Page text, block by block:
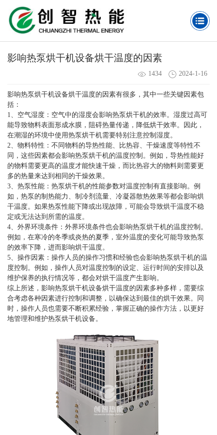
影响热泵烘干机设备烘干温度的因素
1434 2024-1-16
影响热泵烘干机设备烘干温度的因素有很多，其中一些关键因素包
括：
1、空气湿度：空气中的湿度会影响热泵烘干机的效率。湿度过高可
能导致物料表面形成水膜，阻碍热量传递，降低烘干效率。因此，
在潮湿的环境中使用热泵烘干机需要特别注意控制湿度。
2、物料特性：不同物料的导热性能、比热容、干燥速度等特性不
同，这些因素都会影响热泵烘干机的温度控制。例如，导热性能好
的物料需要更高的温度才能快速干燥，而比热容大的物料则需要更
多的热量来达到相同的干燥效果。
3、热泵性能：热泵烘干机的性能参数对温度控制有直接影响。例
如，热泵的制热能力、制冷剂流量、冷凝器散热效果等都会影响烘
干温度。如果热泵性能下降或出现故障，可能会导致烘干温度不稳
定或无法达到所需的温度。
4、外界环境条件：外界环境条件也会影响热泵烘干机的温度控制。
例如，在寒冷的冬季或炎热的夏季，室外温度的变化可能导致热泵
的效率下降，进而影响烘干温度。
5、操作因素：操作人员的操作习惯和经验也会影响热泵烘干机的温
度控制。例如，操作人员对温度控制的设定、运行时间的安排以及
维护保养的执行情况等，都会对烘干温度产生影响。
综上所述，影响热泵烘干机设备烘干温度的因素多种多样，需要综
合考虑各种因素进行控制和调整，以确保达到最佳的烘干效果。同
时，操作人员也需要不断积累经验，掌握正确的操作方法，以更好
地管理和维护热泵烘干机设备。